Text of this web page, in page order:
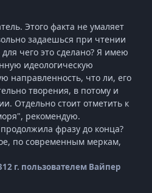
Этого факта не умаляет
задаешься при чтении
чего это сделано? Я имею
идеологическую
направленность, что ли, его
творения, в потому и
Отдельно стоит отметить к
рекомендую.
фразу до конца?
по современным меркам,
12 г. пользователем Вайпер